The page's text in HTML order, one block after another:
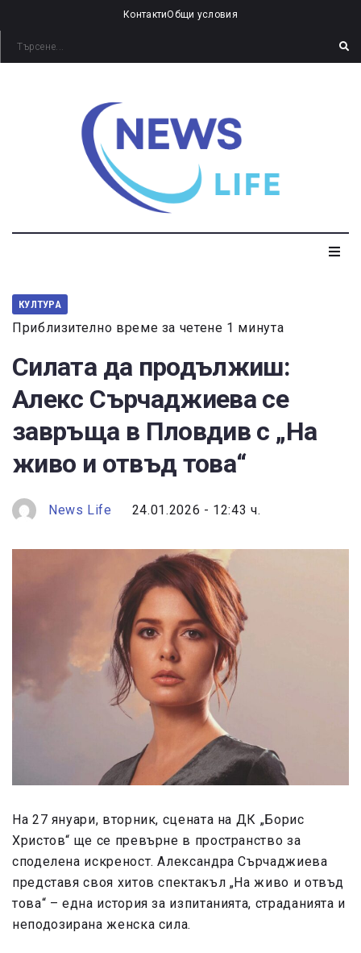
КонтактиОбщи условия
КУЛТУРА
Приблизително време за четене 1 минута
Силата да продължиш:
Алекс Сърчаджиева се
завръща в Пловдив с „На
живо и отвъд това“
News Life 24.01.2026 - 12:43 ч.
На 27 януари, вторник, сцената на ДК „Борис
Христов“ ще се превърне в пространство за
споделена искреност. Александра Сърчаджиева
представя своя хитов спектакъл „На живо и отвъд
това“ – една история за изпитанията, страданията и
неподозирана женска сила.